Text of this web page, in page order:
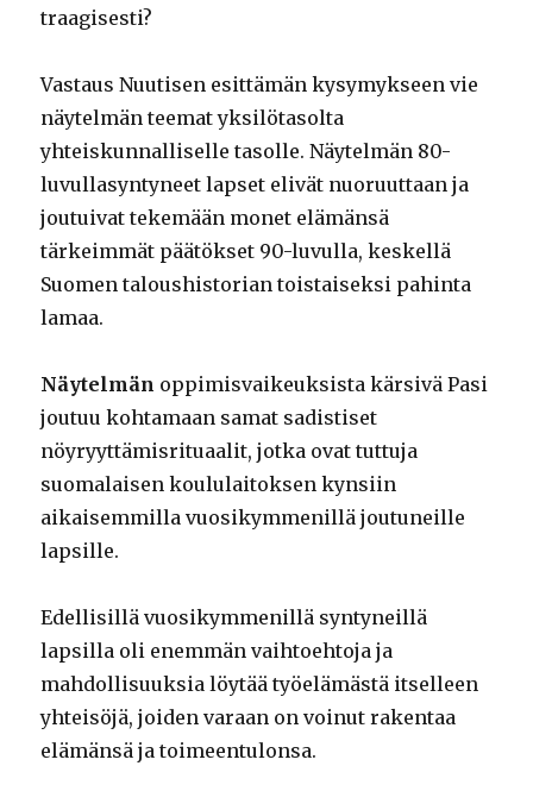
traagisesti?
Vastaus Nuutisen esittämän kysymykseen vie
näytelmän teemat yksilötasolta
yhteiskunnalliselle tasolle. Näytelmän 80-
luvullasyntyneet lapset elivät nuoruuttaan ja
joutuivat tekemään monet elämänsä
tärkeimmät päätökset 90-luvulla, keskellä
Suomen taloushistorian toistaiseksi pahinta
lamaa.
Näytelmän oppimisvaikeuksista kärsivä Pasi
joutuu kohtamaan samat sadistiset
nöyryyttämisrituaalit, jotka ovat tuttuja
suomalaisen koululaitoksen kynsiin
aikaisemmilla vuosikymmenillä joutuneille
lapsille.
Edellisillä vuosikymmenillä syntyneillä
lapsilla oli enemmän vaihtoehtoja ja
mahdollisuuksia löytää työelämästä itselleen
yhteisöjä, joiden varaan on voinut rakentaa
elämänsä ja toimeentulonsa.